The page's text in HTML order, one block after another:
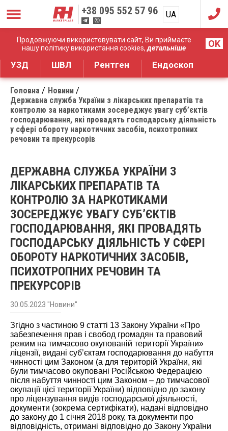
Продовжуючи використовувати сайт, Ви приймаєте
нашу політику використання cookies,детальніше OK
+38 095 552 57 96 UA
RU
Дистрибуція медичного обладнання
УЗД ШВЛ Рентген Ендоскоп
Головна
Новини
Державна служба України з лікарських препаратів та
контролю за наркотиками зосереджує увагу суб’єктів
господарювання, які провадять господарську діяльність
у сфері обороту наркотичних засобів, психотропних
речовин та прекурсорів
ДЕРЖАВНА СЛУЖБА УКРАЇНИ З
ЛІКАРСЬКИХ ПРЕПАРАТІВ ТА
КОНТРОЛЮ ЗА НАРКОТИКАМИ
ЗОСЕРЕДЖУЄ УВАГУ СУБ’ЄКТІВ
ГОСПОДАРЮВАННЯ, ЯКІ ПРОВАДЯТЬ
ГОСПОДАРСЬКУ ДІЯЛЬНІСТЬ У СФЕРІ
ОБОРОТУ НАРКОТИЧНИХ ЗАСОБІВ,
ПСИХОТРОПНИХ РЕЧОВИН ТА
ПРЕКУРСОРІВ
30.05.2023 "Новини"
Згідно з частиною 9 статті 13 Закону України «Про
забезпечення прав і свобод громадян та правовий
режим на тимчасово окупованій території України»
ліцензії, видані суб’єктам господарювання до набуття
чинності цим Законом (а для територій України, які
були тимчасово окуповані Російською Федерацією
після набуття чинності цим Законом – до тимчасової
окупації цієї території України) відповідно до закону
про ліцензування видів господарської діяльності,
документи (зокрема сертифікати), надані відповідно
до закону до 1 січня 2018 року, та документи про
відповідність, отримані відповідно до Закону України